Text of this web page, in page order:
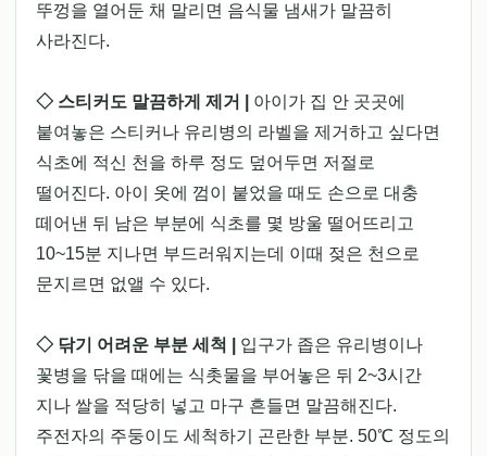
뚜껑을 열어둔 채 말리면 음식물 냄새가 말끔히
사라진다.
◇ 스티커도 말끔하게 제거 |
아이가 집 안 곳곳에
붙여놓은 스티커나 유리병의 라벨을 제거하고 싶다면
식초에 적신 천을 하루 정도 덮어두면 저절로
떨어진다. 아이 옷에 껌이 붙었을 때도 손으로 대충
떼어낸 뒤 남은 부분에 식초를 몇 방울 떨어뜨리고
10~15분 지나면 부드러워지는데 이때 젖은 천으로
문지르면 없앨 수 있다.
◇ 닦기 어려운 부분 세척 | 입구가 좁은 유리병이나
꽃병을 닦을 때에는 식촛물을 부어놓은 뒤 2~3시간
지나 쌀을 적당히 넣고 마구 흔들면 말끔해진다.
주전자의 주둥이도 세척하기 곤란한 부분. 50℃ 정도의